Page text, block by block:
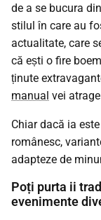
de a se bucura
stilul în care au
actualitate, care
că ești o fire
ținute
manual vei
Chiar dacă ia
românesc,
adapteze de
Poți purta ii
evenimente